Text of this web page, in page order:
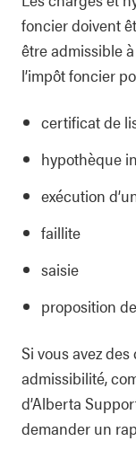
foncier doivent
être admissible
l’impôt foncier
certificat de
hypothèque
exécution
faillite
saisie
proposition
Si vous avez
admissibilité,
d’Alberta
demander un